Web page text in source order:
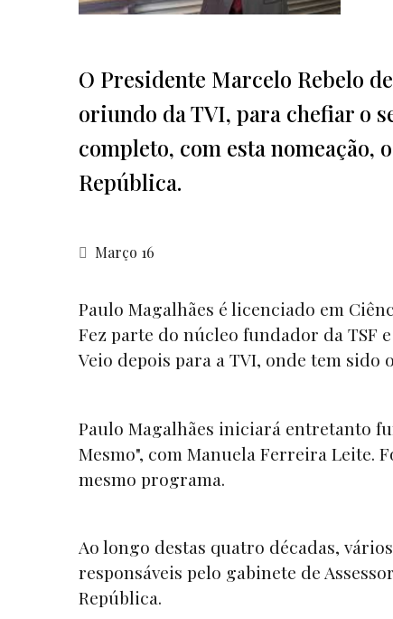
O Presidente Marcelo Rebelo
oriundo da TVI, para chefiar o
completo, com esta nomeação,
República.
Março 16
Paulo Magalhães é licenciado em
Fez parte do núcleo fundador da TSF
Veio depois para a TVI, onde tem sido
Paulo Magalhães iniciará entretanto
Mesmo", com Manuela Ferreira Leite.
mesmo programa.
Ao longo destas quatro décadas,
responsáveis pelo gabinete de
República.